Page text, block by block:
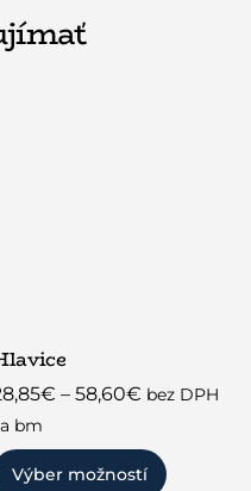
€ – 58,60€ Price
28,85€
through
bez DPH
bm
Výber možností
Tento